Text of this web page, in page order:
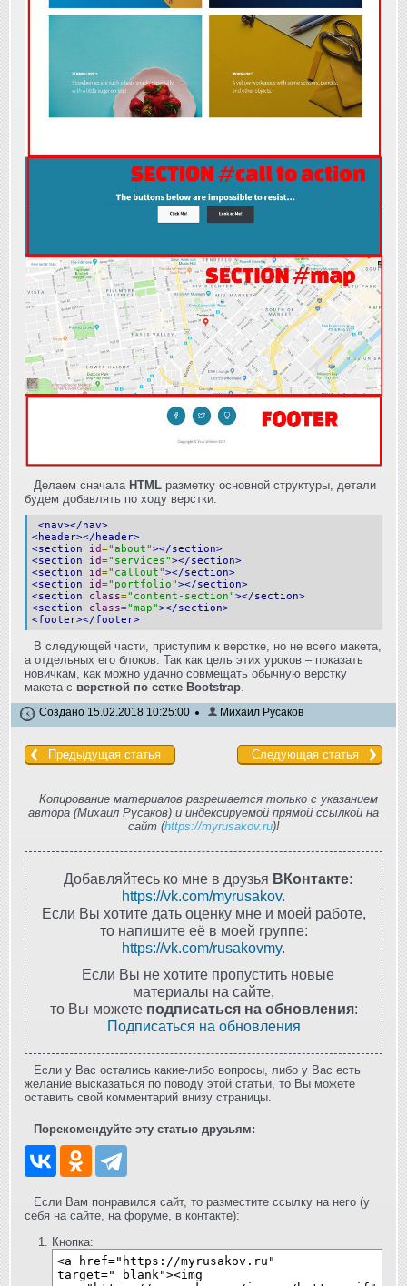
Делаем сначала HTML разметку основной структуры, детали
будем добавлять по ходу верстки.
<nav></nav>
<header></header>
<section
id="about"></section>
<section
id="services"></section>
<section
id="callout"></section>
<section
id="portfolio"></section>
<section
class="content-section"></section>
<section
class="map"></section>
<footer></footer>
В следующей части, приступим к верстке, но не всего макета,
а отдельных его блоков. Так как цель этих уроков – показать
новичкам, как можно удачно совмещать обычную верстку
макета с версткой по сетке Bootstrap.
Создано 15.02.2018 10:25:00 Михаил Русаков
Предыдущая статья Следующая статья
Копирование материалов разрешается только с указанием
автора (Михаил Русаков) и индексируемой прямой ссылкой на
сайт (https://myrusakov.ru)!
Добавляйтесь ко мне в друзья ВКонтакте:
https://vk.com/myrusakov.
Если Вы хотите дать оценку мне и моей работе,
то напишите её в моей группе:
https://vk.com/rusakovmy.
Если Вы не хотите пропустить новые
материалы на сайте,
то Вы можете подписаться на обновления:
Подписаться на обновления
Если у Вас остались какие-либо вопросы, либо у Вас есть
желание высказаться по поводу этой статьи, то Вы можете
оставить свой комментарий внизу страницы.
Порекомендуйте эту статью друзьям:
Если Вам понравился сайт, то разместите ссылку на него (у
себя на сайте, на форуме, в контакте):
Кнопка: